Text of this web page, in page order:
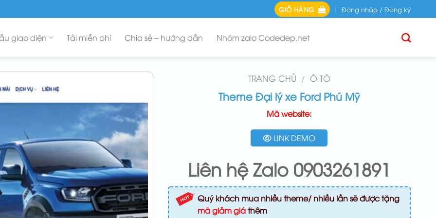
GIỎ HÀNG Đăng nhập / Đăng ký
giao diện Tải miễn phí Chia sẻ – hướng dẫn Nhóm zalo Codedep.net
TRANG CHỦ / Ô TÔ
Theme Đại lý xe Ford Phú Mỹ
Mã website:
LINK DEMO
Liên hệ Zalo 0903261891
Quý khách mua nhiều theme/ nhiều lần sẽ được tặng
mã giảm giáthêm